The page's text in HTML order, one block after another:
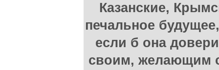
Казанские,
печальное
если б она
своим, желающим